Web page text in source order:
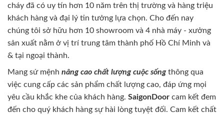
cháy đã có uy tín hơn 10 năm trên thị trường và hàng triệu
khách hàng và đại lý tin tưởng lựa chọn. Cho đến nay
chúng tôi sở hữu hơn 10 showroom và 4 nhà máy - xưởng
sản xuất nằm ở vị trí trung tâm thành phố Hồ Chí Minh và
& tại ngoại thành.
Mang sứ mệnh nâng cao chất lượng cuộc sốngthông qua
việc cung cấp các sản phẩm chất lượng cao, đáp ứng mọi
yêu cầu khắc khe của khách hàng. SaigonDoor cam kết đem
đến cho quý khách hàng sự hài lòng tuyệt đối. Cam kết chất